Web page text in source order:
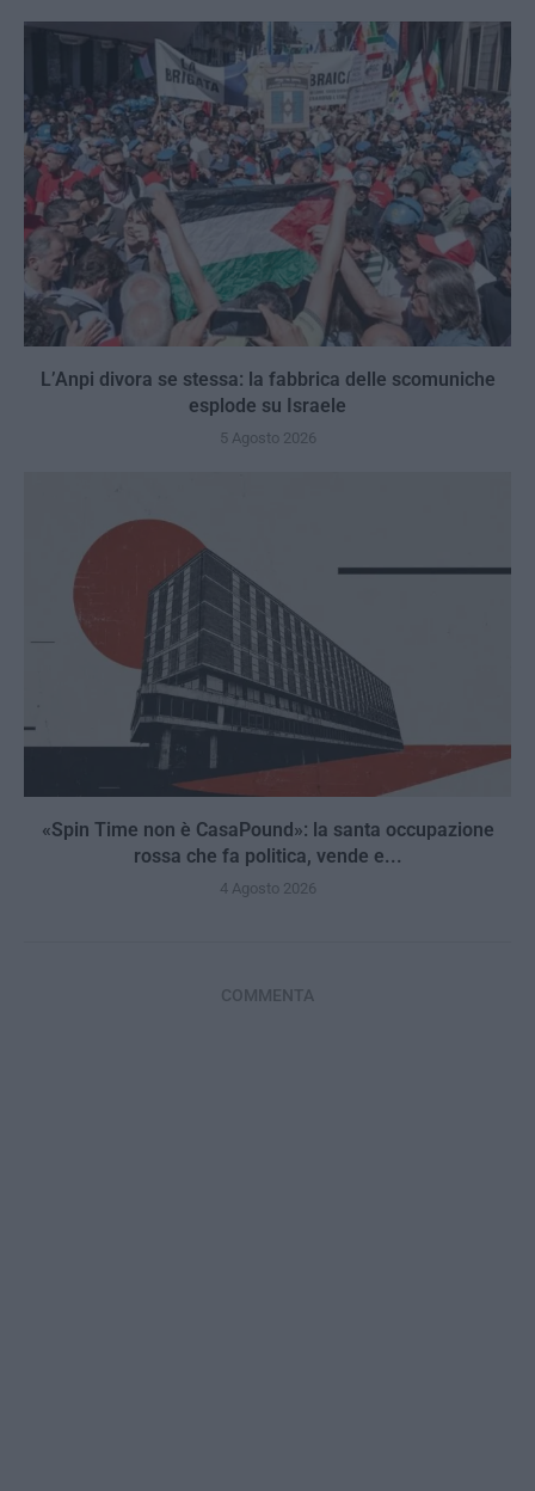
L’Anpi divora se stessa: la fabbrica delle scomuniche
esplode su Israele
5 Agosto 2026
«Spin Time non è CasaPound»: la santa occupazione
rossa che fa politica, vende e...
4 Agosto 2026
COMMENTA